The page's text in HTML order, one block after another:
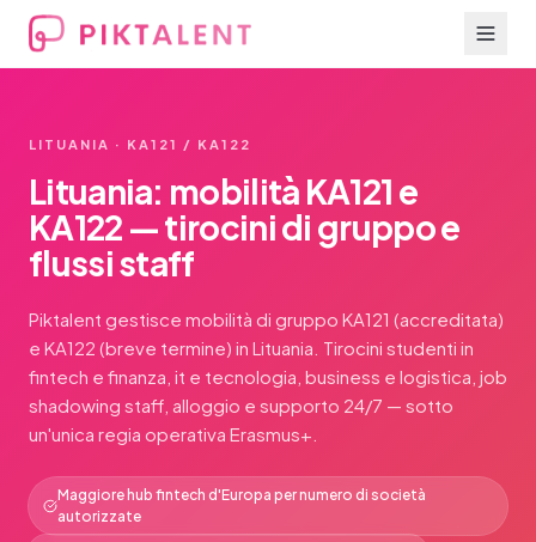
LITUANIA · KA121 / KA122
Lituania: mobilità KA121 e
KA122 — tirocini di gruppo e
flussi staff
Piktalent gestisce mobilità di gruppo KA121 (accreditata)
e KA122 (breve termine) in Lituania. Tirocini studenti in
fintech e finanza, it e tecnologia, business e logistica, job
shadowing staff, alloggio e supporto 24/7 — sotto
un'unica regia operativa Erasmus+.
Maggiore hub fintech d'Europa per numero di società
autorizzate